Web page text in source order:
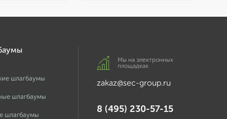
шлагбаумы
шлагбаумы
шлагбаумы
Мы на электронных
площадках
zakaz@sec-group.ru
8 (495) 230-57-15